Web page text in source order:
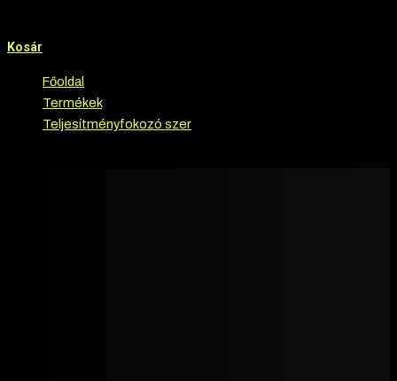
Kosár
Főoldal
Termékek
Teljesítményfokozó szer